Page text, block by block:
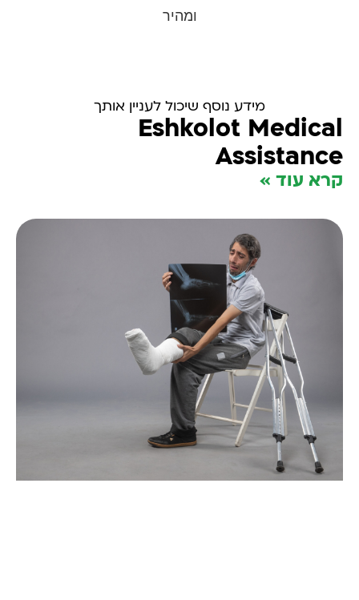
ומהיר
מידע נוסף שיכול לעניין אותך
Eshkolot Medical
Assistance
קרא עוד »